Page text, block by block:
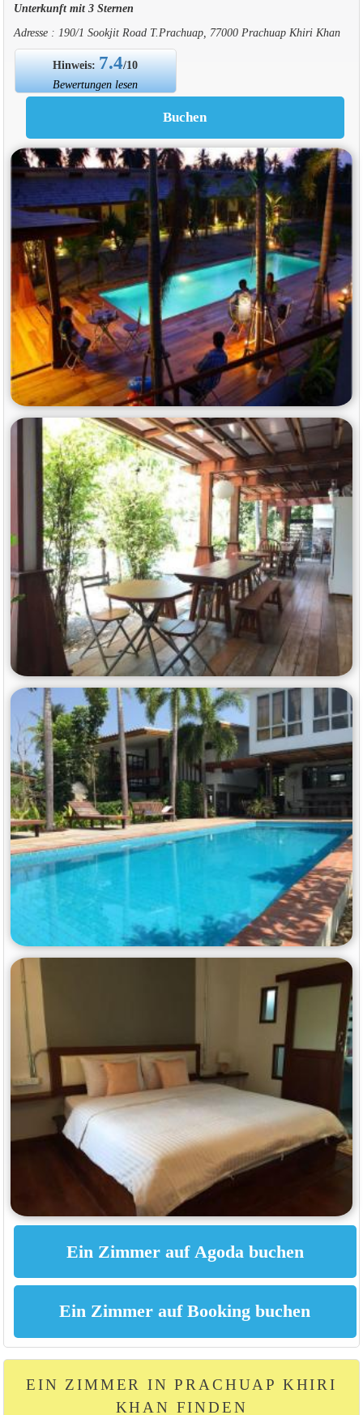
Unterkunft mit 3 Sternen
Adresse : 190/1 Sookjit Road T.Prachuap, 77000 Prachuap Khiri Khan
Hinweis: 7.4/10
Bewertungen lesen
EIN ZIMMER IN PRACHUAP KHIRI
KHAN FINDEN